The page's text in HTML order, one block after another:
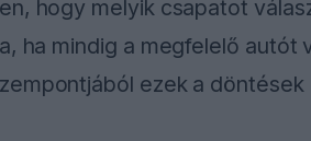
hogy melyik csapatot
ha mindig a megfelelő autót
ezek a döntések